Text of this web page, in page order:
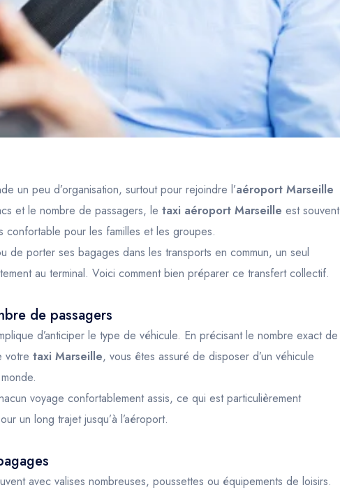
un peu d’organisation, surtout pour rejoindre l’aéroport Marseille
et le nombre de passagers, le taxi aéroport Marseille est souvent
confortable pour les familles et les groupes.
de porter ses bagages dans les transports en commun, un seul
au terminal. Voici comment bien préparer ce transfert collectif.
de passagers
d’anticiper le type de véhicule. En précisant le nombre exact de
votre taxi Marseille, vous êtes assuré de disposer d’un véhicule
voyage confortablement assis, ce qui est particulièrement
un long trajet jusqu’à l’aéroport.
avec valises nombreuses, poussettes ou équipements de loisirs.